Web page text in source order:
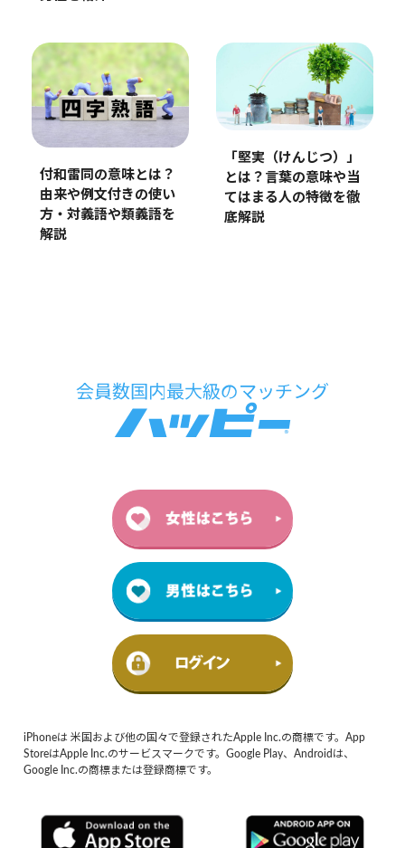
付和雷同の意味とは？
由来や例文付きの使い
方・対義語や類義語を
解説
「堅実（けんじつ）」
とは？言葉の意味や当
てはまる人の特徴を徹
底解説
iPhoneは 米国および他の国々で登録されたApple Inc.の商標です。App
StoreはApple Inc.のサービスマークです。Google Play、Androidは、
Google Inc.の商標または登録商標です。